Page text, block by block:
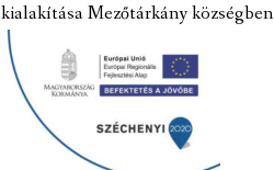
kialakítása Mezőtárkány községben